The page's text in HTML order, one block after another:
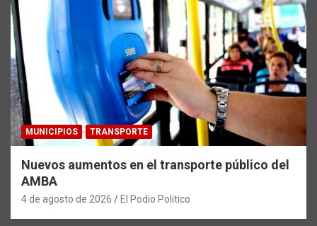
MUNICIPIOS TRANSPORTE
Nuevos aumentos en el transporte público del
AMBA
4 de agosto de 2026 El Podio Politico